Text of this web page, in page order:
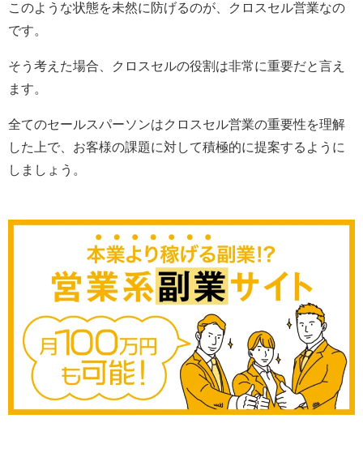
このような状態を未然に防げるのが、クロスセル営業なの
です。
そう考えた場合、クロスセルの役割は非常に重要だと言え
ます。
全てのセールスパーソンはクロスセル営業の重要性を理解
した上で、お客様の課題に対して積極的に提案するように
しましょう。